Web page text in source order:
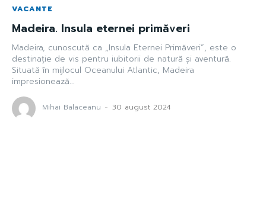
VACANTE
Madeira. Insula eternei primăveri
Madeira, cunoscută ca „Insula Eternei Primăveri”, este o
destinație de vis pentru iubitorii de natură și aventură.
Situată în mijlocul Oceanului Atlantic, Madeira
impresionează...
Mihai Balaceanu - 30 august 2024